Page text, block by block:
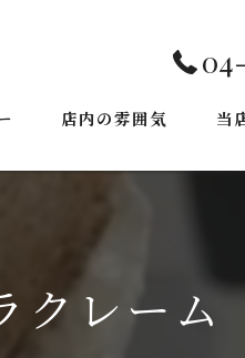
店内の雰囲気 当
焼
クレーム